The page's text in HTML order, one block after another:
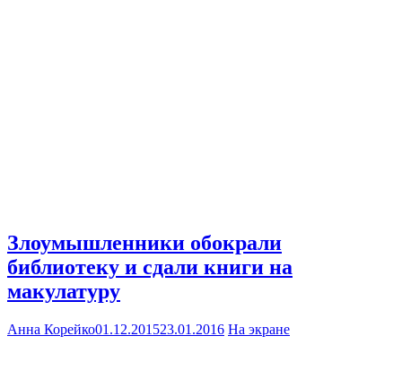
Злоумышленники обокрали
библиотеку и сдали книги на
макулатуру
Анна Корейко01.12.201523.01.2016 На экране